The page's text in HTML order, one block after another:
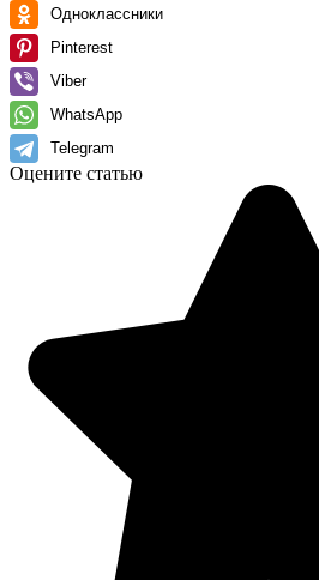
Одноклассники
Pinterest
Viber
WhatsApp
Telegram
Оцените статью